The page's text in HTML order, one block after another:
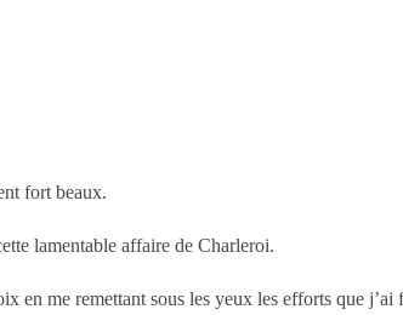
fort beaux.
lamentable affaire de Charleroi.
en me remettant sous les yeux les efforts que j’ai